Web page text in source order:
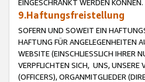
EINGESCHRÄNKT WERDEN KÖNNEN.
9.Haftungsfreistellung
SOFERN UND SOWEIT EIN
HAFTUNG FÜR ANGELEGENHEITEN
WEBSITE (EINSCHLIESSLICH IHRER
VERPFLICHTEN SICH, UNS, UNSERE
(OFFICERS), ORGANMITGLIEDER